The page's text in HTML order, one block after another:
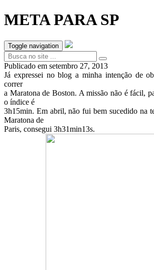
META PARA SP
Toggle navigation
Publicado em setembro 27, 2013
Já expressei no blog a minha intenção de
correr
a Maratona de Boston. A missão não é fácil,
o índice é
3h15min. Em abril, não fui bem sucedido na
Maratona de
Paris, consegui 3h31min13s.